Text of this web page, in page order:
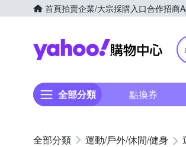
首頁拍賣企業/大宗採購入口合作招商
全部分類 點換券
運動/戶外/休閒/健身